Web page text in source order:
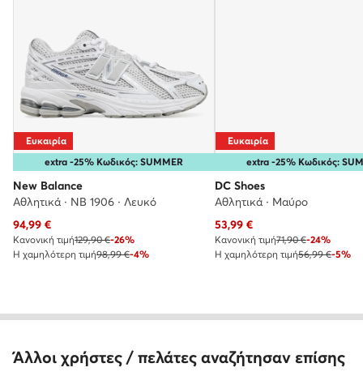
extra -25% Κωδικός: SUMMER
Ευκαιρία
New Balance
Αθλητικά · NB 1906 · Λευκό
Τρέχουσα τιμή
94,99 €
Κανονική τιμή129,90 €-26%
Η χαμηλότερη τιμή98,99 €-4%
extra -25% Κωδικός:
Ευκαιρία
DC Shoes
Αθλητικά · Μαύρο
Τρέχουσα τιμή
53,99€
Κανονική τιμή71,90 €-24%
Η χαμηλότερη τιμή56,99 €-5%
Άλλοι χρήστες / πελάτες αναζήτησαν επίσης